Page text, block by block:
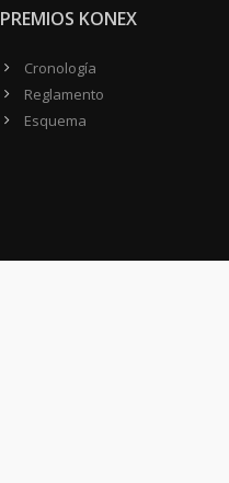
PREMIOS KONEX
Cronología
Reglamento
Esquema